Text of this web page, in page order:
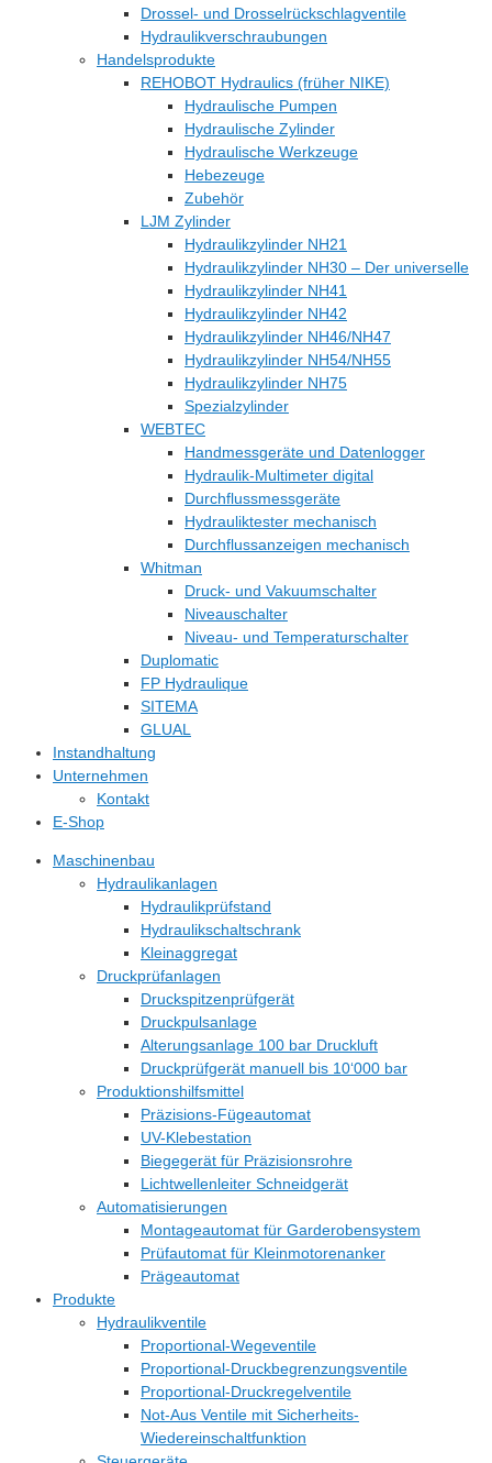
Drossel- und Drosselrückschlagventile
Hydraulikverschraubungen
Handelsprodukte
REHOBOT Hydraulics (früher NIKE)
Hydraulische Pumpen
Hydraulische Zylinder
Hydraulische Werkzeuge
Hebezeuge
Zubehör
LJM Zylinder
Hydraulikzylinder NH21
Hydraulikzylinder NH30 – Der universelle
Hydraulikzylinder NH41
Hydraulikzylinder NH42
Hydraulikzylinder NH46/NH47
Hydraulikzylinder NH54/NH55
Hydraulikzylinder NH75
Spezialzylinder
WEBTEC
Handmessgeräte und Datenlogger
Hydraulik-Multimeter digital
Durchflussmessgeräte
Hydrauliktester mechanisch
Durchflussanzeigen mechanisch
Whitman
Druck- und Vakuumschalter
Niveauschalter
Niveau- und Temperaturschalter
Duplomatic
FP Hydraulique
SITEMA
GLUAL
Instandhaltung
Unternehmen
Kontakt
E-Shop
Maschinenbau
Hydraulikanlagen
Hydraulikprüfstand
Hydraulikschaltschrank
Kleinaggregat
Druckprüfanlagen
Druckspitzenprüfgerät
Druckpulsanlage
Alterungsanlage 100 bar Druckluft
Druckprüfgerät manuell bis 10‘000 bar
Produktionshilfsmittel
Präzisions-Fügeautomat
UV-Klebestation
Biegegerät für Präzisionsrohre
Lichtwellenleiter Schneidgerät
Automatisierungen
Montageautomat für Garderobensystem
Prüfautomat für Kleinmotorenanker
Prägeautomat
Produkte
Hydraulikventile
Proportional-Wegeventile
Proportional-Druckbegrenzungsventile
Proportional-Druckregelventile
Not-Aus Ventile mit Sicherheits-
Wiedereinschaltfunktion